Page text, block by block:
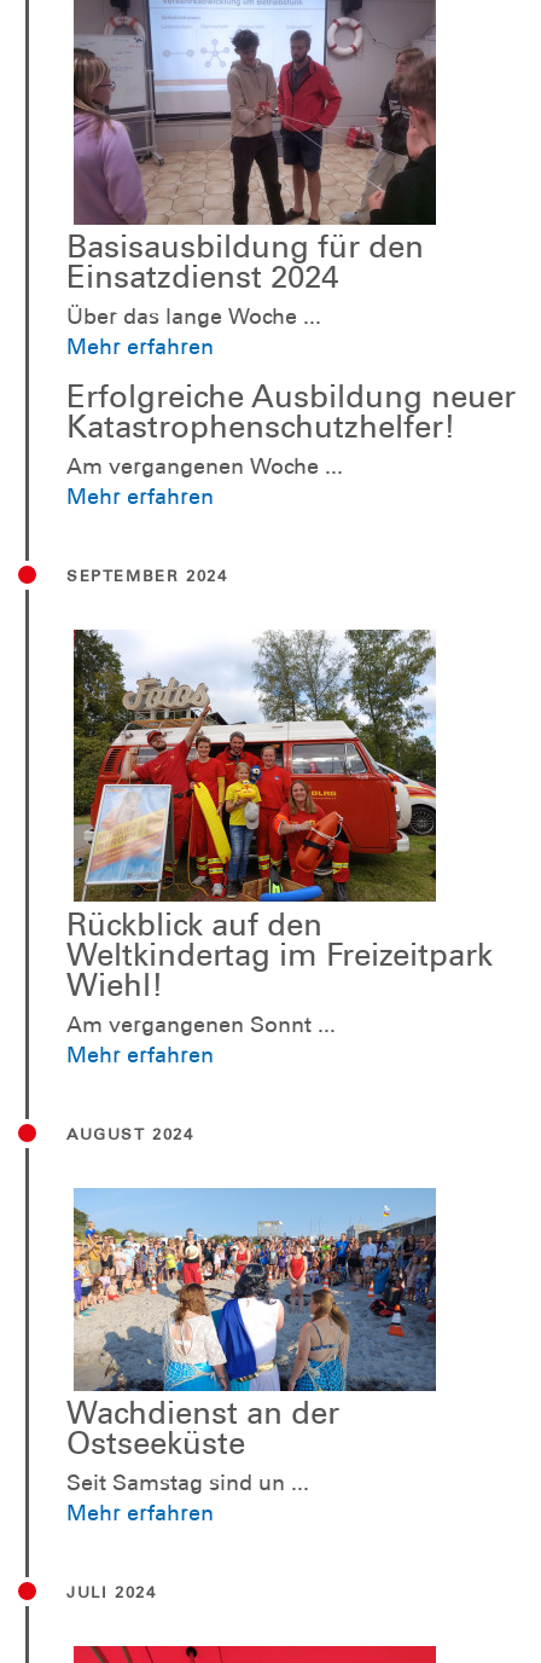
Basisausbildung für den
Einsatzdienst 2024
Über das lange Woche ...
Mehr erfahren
Erfolgreiche Ausbildung neuer
Katastrophenschutzhelfer!
Am vergangenen Woche ...
Mehr erfahren
SEPTEMBER 2024
Rückblick auf den
Weltkindertag im Freizeitpark
Wiehl!
Am vergangenen Sonnt ...
Mehr erfahren
AUGUST 2024
Wachdienst an der
Ostseeküste
Seit Samstag sind un ...
Mehr erfahren
JULI 2024